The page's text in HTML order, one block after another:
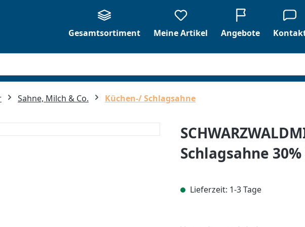
Gesamtsortiment
Meine Artikel Angebote
Sahne, Milch & Co. Küchen-/ Schlagsahne
Schlagsahne
Lieferzeit: 1-3 Tage